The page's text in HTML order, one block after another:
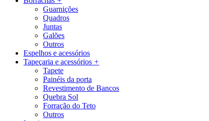
Guarnições
Quadros
Juntas
Galões
Outros
Espelhos e acessórios
Tapeçaria e acessórios +
Tapete
Painéis da porta
Revestimento de Bancos
Quebra Sol
Forração do Teto
Outros